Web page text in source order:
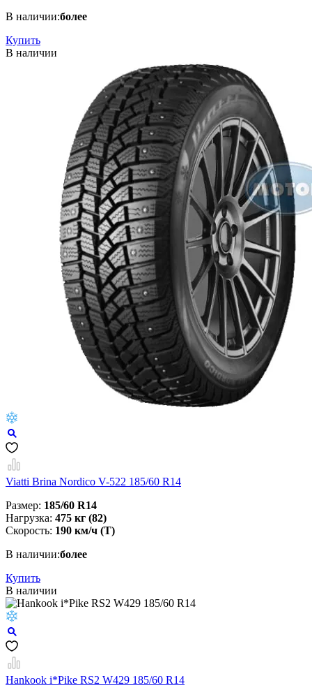
В наличии:более
Купить
В наличии
Viatti Brina Nordico V-522 185/60 R14
Размер: 185/60 R14
Нагрузка: 475 кг (82)
Скорость: 190 км/ч (T)
В наличии:более
Купить
В наличии
Hankook i*Pike RS2 W429 185/60 R14